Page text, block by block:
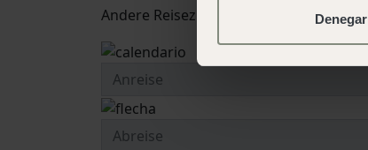
Denegar
Andere Reiseziele und Campingplätze